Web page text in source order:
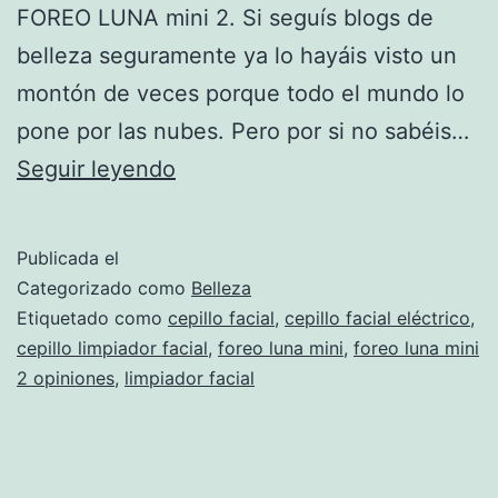
FOREO LUNA mini 2. Si seguís blogs de
belleza seguramente ya lo hayáis visto un
montón de veces porque todo el mundo lo
pone por las nubes. Pero por si no sabéis…
Seguir leyendo
química
Publicada el
Categorizado como Belleza
Etiquetado como cepillo facial, cepillo facial eléctrico,
cepillo limpiador facial, foreo luna mini, foreo luna mini
2 opiniones, limpiador facial